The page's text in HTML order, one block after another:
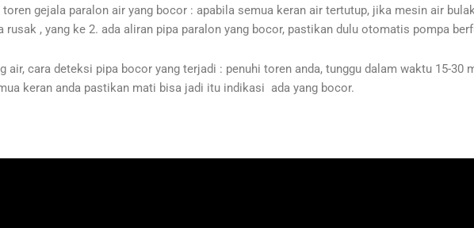
gejala paralon air yang bocor : apabila semua keran air tertutup, jika mesin air
, yang ke 2. ada aliran pipa paralon yang bocor, pastikan dulu otomatis pompa
air, cara deteksi pipa bocor yang terjadi : penuhi toren anda, tunggu dalam waktu 15-30
keran anda pastikan mati bisa jadi itu indikasi ada yang bocor.